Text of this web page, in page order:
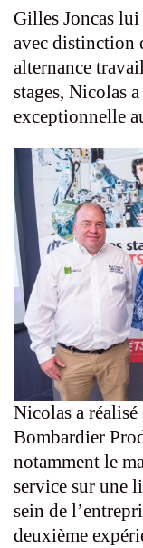
Gilles Joncas
avec distinction
alternance
stages, Nicolas
exceptionnelle
Nicolas a réalisé
Bombardier
notamment le
service sur une
sein de
deuxième